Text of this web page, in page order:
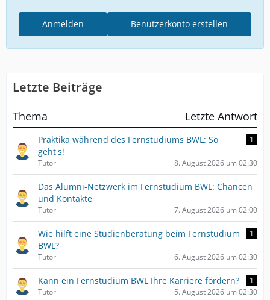
Benutzerkonto erstellen
Anmelden
Letzte Beiträge
Thema Letzte Antwort
Praktika während des Fernstudiums BWL: So
geht's!
1
Tutor 8. August 2026 um 02:30
Das Alumni-Netzwerk im Fernstudium BWL: Chancen
und Kontakte
Tutor 7. August 2026 um 02:00
Wie hilft eine Studienberatung beim Fernstudium
BWL?
1
Tutor 6. August 2026 um 02:30
Kann ein Fernstudium BWL Ihre Karriere fördern?
1
Tutor
5. August 2026 um 02:30